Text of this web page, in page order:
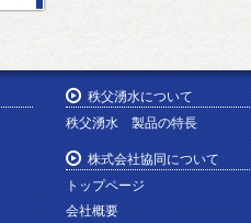
秩父湧水について
秩父湧水 製品の特長
株式会社協同について
トップページ
会社概要